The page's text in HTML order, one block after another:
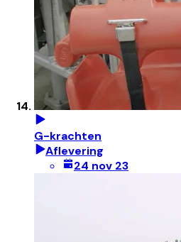
G-krachten
Aflevering
24 nov 23